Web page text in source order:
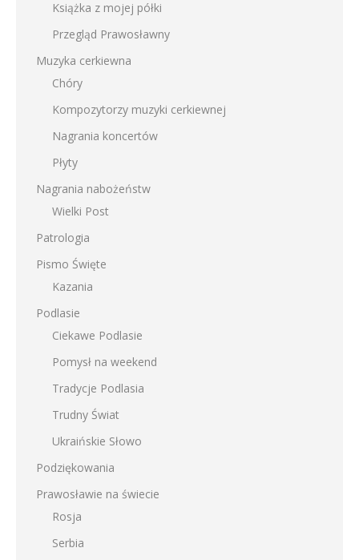
Książka z mojej półki
Przegląd Prawosławny
Muzyka cerkiewna
Chóry
Kompozytorzy muzyki cerkiewnej
Nagrania koncertów
Płyty
Nagrania nabożeństw
Wielki Post
Patrologia
Pismo Święte
Kazania
Podlasie
Ciekawe Podlasie
Pomysł na weekend
Tradycje Podlasia
Trudny Świat
Ukraińskie Słowo
Podziękowania
Prawosławie na świecie
Rosja
Serbia